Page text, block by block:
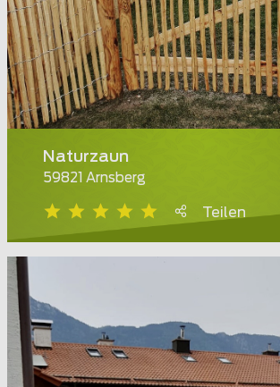
Naturzaun
59821 Arnsberg
Teilen